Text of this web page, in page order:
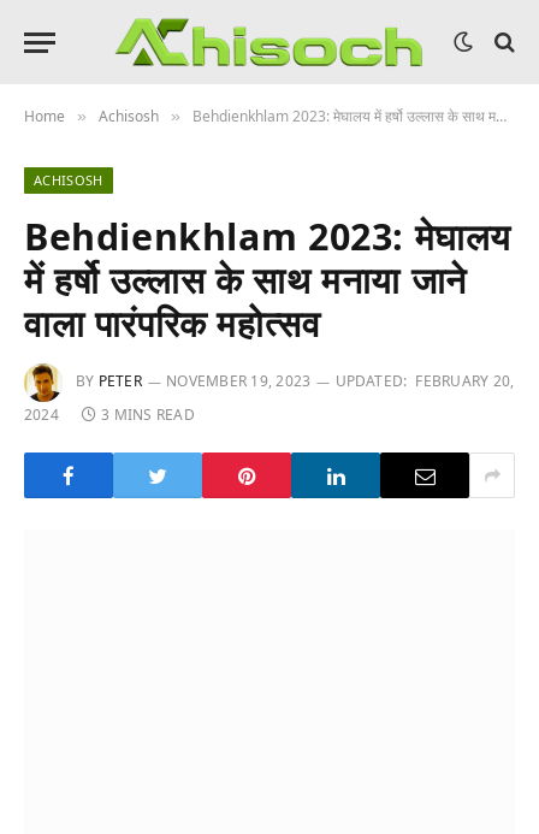
Home » Achisosh » Behdienkhlam 2023: मेघालय में हर्षो उल्लास के साथ मनाया जाने वाला पारंपरिक महोत्सव
ACHISOSH
Behdienkhlam 2023: मेघालय
में हर्षो उल्लास के साथ मनाया जाने
वाला पारंपरिक महोत्सव
BY PETER NOVEMBER 19, 2023 UPDATED: FEBRUARY 20,
2024
3 MINS READ